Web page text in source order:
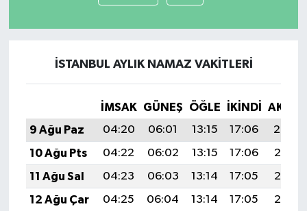
İSTANBUL AYLIK NAMAZ VAKITLERI
İMSAK GÜNEŞ ÖĞLE İKINDI
9 Ağu Paz
04:20 06:01 13:15 17:06
20:19
10 Ağu Pts
04:22 06:02 13:15 17:06
20:18
11 Ağu Sal
04:23 06:03 13:14 17:05
20:16
12 Ağu Çar
04:25 06:04 13:14 17:05
20:15